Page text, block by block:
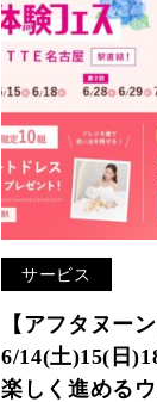
サービス
【アフタヌー
6/14(土)15(日
楽しく進める